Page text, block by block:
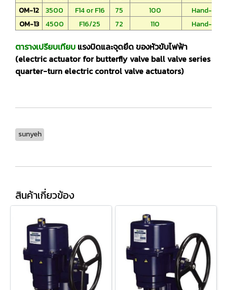
OM-12
3500 F14 or F16 75 100
Hand-
OM-13
4500 F16/25 72 110 Hand-
ตารางเปรียบเทียบ แรงบิดและจุดยึด ของหัวขับไฟฟ้า
(electric actuator for butterfly valve ball valve series
quarter-turn electric control valve actuators)
sunyeh
สินค้าเกี่ยวข้อง